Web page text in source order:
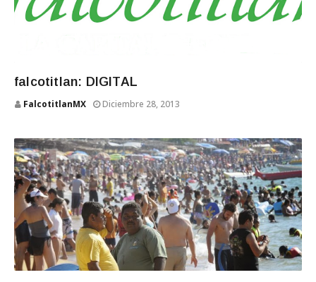
falcotitlan: DIGITAL
FalcotitlanMX Diciembre 28, 2013